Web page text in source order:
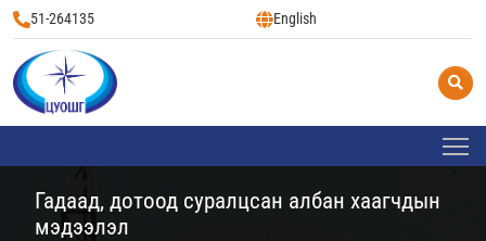
51-264135 English
Гадаад, дотоод суралцсан албан хаагчдын
мэдээлэл